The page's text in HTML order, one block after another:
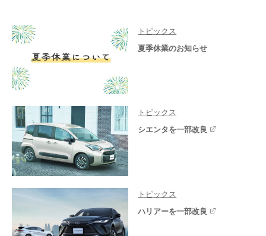
トピックス
夏季休業のお知らせ
トピックス
シエンタを一部改良
トピックス
ハリアーを一部改良